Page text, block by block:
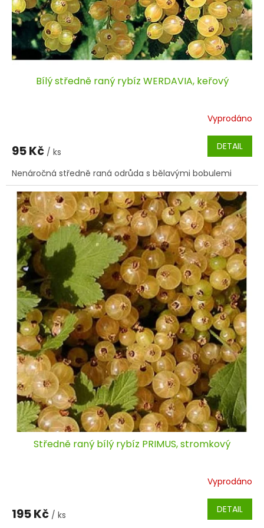
Bílý středně raný rybíz WERDAVIA, keřový
Vyprodáno
95 Kč / ks DETAIL
Nenáročná středně raná odrůda s bělavými bobulemi
Středně raný bílý rybíz PRIMUS, stromkový
Vyprodáno
195 Kč / ks DETAIL